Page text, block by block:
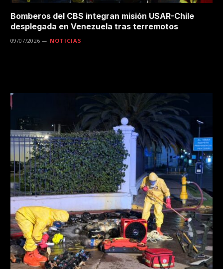
Bomberos del CBS integran misión USAR-Chile
desplegada en Venezuela tras terremotos
09/07/2026 NOTICIAS